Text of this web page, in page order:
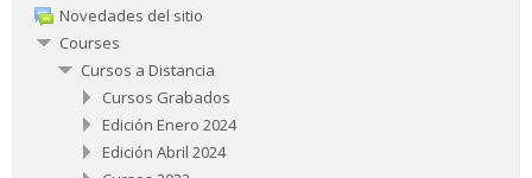
Novedades del sitio
Courses
Cursos a Distancia
Cursos Grabados
Edición Enero 2024
Edición Abril 2024